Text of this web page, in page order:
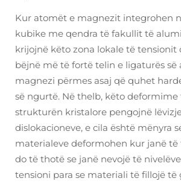
Kur atomët e magnezit integrohen
kubike me qendra të fakullit të
krijojnë këto zona lokale të tensionit
bëjnë më të fortë telin e ligaturës
magnezi përmes asaj që quhet
së ngurtë. Në thelb, këto deformime
strukturën kristalore pengojnë
dislokacioneve, e cila është mënyra
materialeve deformohen kur janë të
do të thotë se janë nevojë të
tensioni para se materiali të fillojë të